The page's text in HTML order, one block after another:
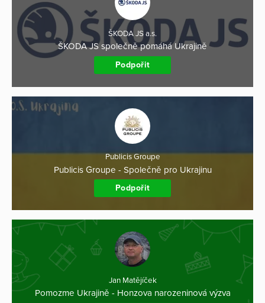
ŠKODA JS a.s.
ŠKODA JS společně pomáhá Ukrajině
Podpořit
Publicis Groupe
Publicis Groupe - Společně pro Ukrajinu
Podpořit
Jan Matějíček
Pomozme Ukrajině - Honzova narozeninová výzva